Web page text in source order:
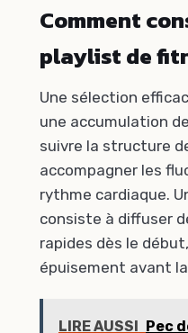
Comment
playlist de
Une sélection
une accumulation
suivre la structure
accompagner les
rythme cardiaque.
consiste à diffuser
rapides dès le
épuisement avant
LIRE AUSSI Pec